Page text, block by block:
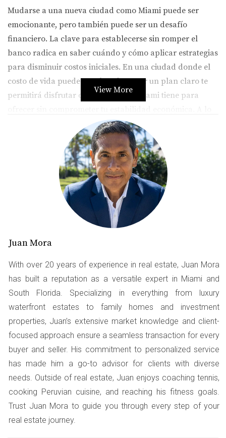
Mudarse a una nueva ciudad como Miami puede ser
emocionante, pero también puede ser un desafío
financiero. La clave para establecerse sin romper el
banco radica en saber cuándo y cómo aplicar estrategias
para disminuir costos iniciales. En una ciudad donde el
costo de vida puede ser elevado, tener un plan claro te
permitirá disfrutar de lo mejor que Miami tiene para
largo de este artículo, compartiremos consejos prácticos
y ejemplos reales que te ayudarán a tomar decisiones
Estrategias para Disminuir Costos
1. Elegir el Alquiler Adecuado
Una de las decisiones más importantes al mudarte a
Miami es elegir dónde vivir. Los precios de alquiler
áreas como Wynwood y Brickell son populares entre los
jóvenes profesionales, pero también son más costosas.
Considerar barrios emergentes como Little Havana o
Allapattah puede ofrecerte tarifas más asequibles sin
sacrificar calidad de vida. Además, no olvides investigar
sobre los apartamentos que ofrecen promociones o
descuentos por tiempo limitado. Algunos propietarios
están dispuestos a negociar precios si estás dispuesto a
firmar un contrato a largo plazo o si puedes mudarte en
un momento menos concurrido del año.
2. Optimizar Servicios Públicos
View More
Juan Mora
With over 20 years of experience in real estate, Juan Mora
has built a reputation as a versatile expert in Miami and
South Florida. Specializing in everything from luxury
waterfront estates to family homes and investment
properties, Juan’s extensive market knowledge and client-
focused approach ensure a seamless transaction for every
buyer and seller. His commitment to personalized service
has made him a go-to advisor for clients with diverse
needs. Outside of real estate, Juan enjoys coaching tennis,
cooking Peruvian cuisine, and reaching his fitness goals.
Trust Juan Mora to guide you through every step of your
real estate journey.